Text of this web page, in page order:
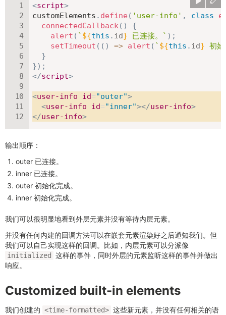
<script>
customElements . define ( 'user-info' , class
connectedCallback ( )
{
alert ( ` ${this . id} 已连接。 ` ) ;
setTimeout ( ( ) => alert ( ` ${this . id} 初
}
}) ;
</script>
<user-info id="outer">
<user-info id="inner"></user-info>
</user-info>
输出顺序：
outer 已连接。
inner 已连接。
outer 初始化完成。
inner 初始化完成。
我们可以很明显地看到外层元素并没有等待内层元素。
并没有任何内建的回调方法可以在嵌套元素渲染好之后通知我们。但
我们可以自己实现这样的回调。比如，内层元素可以分派像
initialized
这样的事件，同时外层的元素监听这样的事件并做出
响应。
Customized built-in elements
我们创建的 <time-formatted> 这些新元素，并没有任何相关的语